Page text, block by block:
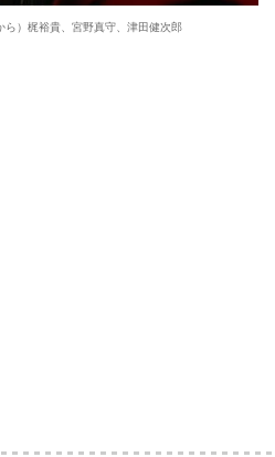
ら）梶裕貴、宮野真守、津田健次郎